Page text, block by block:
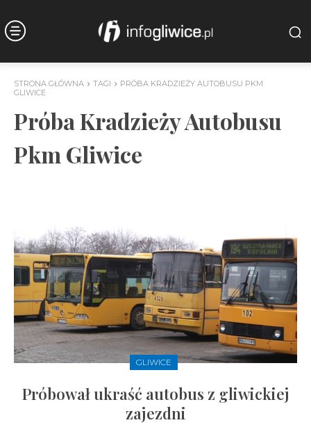
STRONA GŁÓWNA TAGI
PRÓBA KRADZIEŻY AUTOBUSU PKM
GLIWICE
Próba Kradzieży Autobusu
Pkm Gliwice
GLIWICE
Próbował ukraść autobus z gliwickiej
zajezdni